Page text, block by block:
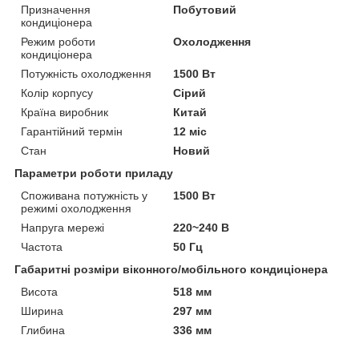
Призначення
кондиціонера
Побутовий
Режим роботи
кондиціонера
Охолодження
Потужність охолодження
1500 Вт
Колір корпусу
Сірий
Країна виробник
Китай
Гарантійний термін
12 міс
Стан
Новий
Параметри роботи приладу
Споживана потужність у
режимі охолодження
1500 Вт
Напруга мережі
220~240 В
Частота
50 Гц
Габаритні розміри віконного/мобільного кондиціонера
Висота
518 мм
Ширина
297 мм
Глибина
336 мм